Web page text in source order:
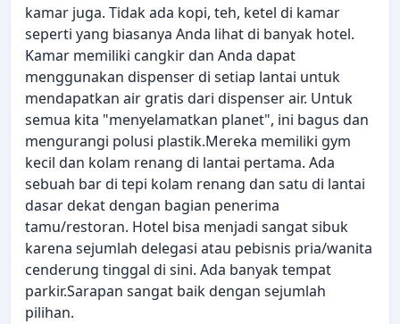
kamar juga. Tidak ada kopi, teh, ketel di kamar
seperti yang biasanya Anda lihat di banyak hotel.
Kamar memiliki cangkir dan Anda dapat
menggunakan dispenser di setiap lantai untuk
mendapatkan air gratis dari dispenser air. Untuk
semua kita "menyelamatkan planet", ini bagus dan
mengurangi polusi plastik.Mereka memiliki gym
kecil dan kolam renang di lantai pertama. Ada
sebuah bar di tepi kolam renang dan satu di lantai
dasar dekat dengan bagian penerima
tamu/restoran. Hotel bisa menjadi sangat sibuk
karena sejumlah delegasi atau pebisnis pria/wanita
cenderung tinggal di sini. Ada banyak tempat
parkir.Sarapan sangat baik dengan sejumlah
pilihan.